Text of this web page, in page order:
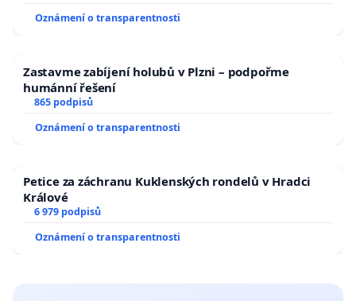
Oznámení o transparentnosti
Zastavme zabíjení holubů v Plzni – podpořme
humánní řešení
865 podpisů
Oznámení o transparentnosti
Petice za záchranu Kuklenských rondelů v Hradci
Králové
6 979 podpisů
Oznámení o transparentnosti